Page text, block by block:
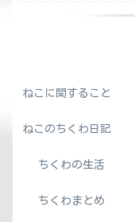
ねこに関すること
ねこのちくわ日記
ちくわの生活
ちくわまとめ